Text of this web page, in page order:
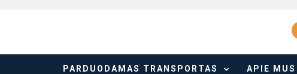
PARDUODAMAS TRANSPORTAS APIE MUS